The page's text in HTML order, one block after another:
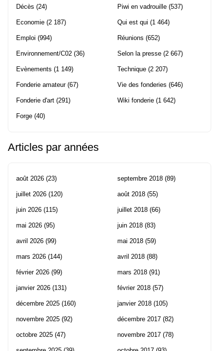
Décès (24)
Economie (2 187)
Emploi (994)
Environnement/C02 (36)
Evènements (1 149)
Fonderie amateur(67)
Fonderie d'art (291)
Forge (40)
Piwi en vadrouille (537)
Qui est qui (1 464)
Réunions (652)
Selon la presse (2 667)
Technique (2 207)
Vie des fonderies (646)
Wiki fonderie (1 642)
Articles par années
août 2026 (23)
juillet 2026 (120)
juin 2026 (115)
mai 2026 (95)
avril 2026 (99)
mars 2026 (144)
février 2026 (99)
janvier 2026 (131)
décembre 2025 (160)
novembre 2025 (92)
octobre 2025 (47)
septembre 2018 (89)
août 2018 (55)
juillet 2018 (66)
juin 2018 (83)
mai 2018 (59)
avril 2018 (88)
mars 2018 (91)
février 2018 (57)
janvier 2018 (105)
décembre 2017 (82)
novembre 2017 (78)